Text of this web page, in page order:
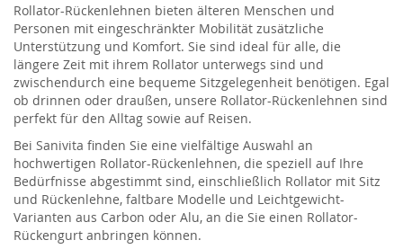
Rollator-Rückenlehnen bieten älteren Menschen und
Personen mit eingeschränkter Mobilität zusätzliche
Unterstützung und Komfort. Sie sind ideal für alle, die
längere Zeit mit ihrem Rollator unterwegs sind und
zwischendurch eine bequeme Sitzgelegenheit benötigen. Egal
ob drinnen oder draußen, unsere Rollator-Rückenlehnen sind
perfekt für den Alltag sowie auf Reisen.
Bei Sanivita finden Sie eine vielfältige Auswahl an
hochwertigen Rollator-Rückenlehnen, die speziell auf Ihre
Bedürfnisse abgestimmt sind, einschließlich Rollator mit Sitz
und Rückenlehne, faltbare Modelle und Leichtgewicht-
Varianten aus Carbon oder Alu, an die Sie einen Rollator-
Rückengurt anbringen können.